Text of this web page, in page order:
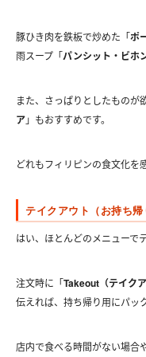
豚ひき肉を鉄板で炒めた「ポ
雨スープ「パンシット・ビホ
また、さっぱりとしたものが
ア」もおすすめです。
どれもフィリピンの食文化を
テイクアウト（お持ち
はい、ほとんどのメニューで
注文時に「Takeout（テイクア
伝えれば、持ち帰り用にパッ
店内で食べる時間がない場合